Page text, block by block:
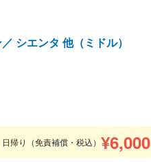
シエンタ 他（ミドル）
日帰り（免責補償・税込） ¥6,000